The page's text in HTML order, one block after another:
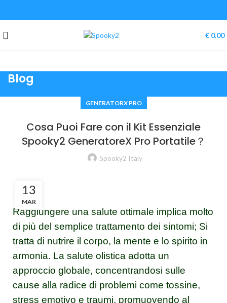
€ 0.00
Blog
GENERATORX PRO
Cosa Puoi Fare con il Kit Essenziale
Spooky2 GeneratoreX Pro Portatile？
Spooky2 Italy
13
MAR
Raggiungere una salute ottimale implica molto
di più del semplice trattamento dei sintomi; Si
tratta di nutrire il corpo, la mente e lo spirito in
armonia. La salute olistica adotta un
approccio globale, concentrandosi sulle
cause alla radice di problemi come tossine,
stress emotivo e traumi, promuovendo al
periodo limitato: codice scontoHEALING2026🌊